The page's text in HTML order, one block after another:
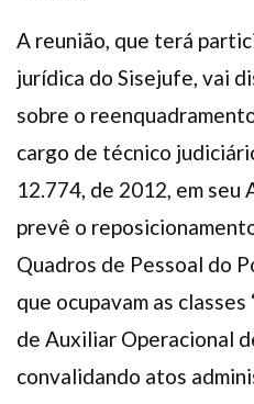
A reunião, que terá
jurídica do Sisejufe, vai
sobre o
cargo de técnico
12.774, de 2012, em seu
prevê o
Quadros de Pessoal do
que ocupavam as classes
de Auxiliar Operacional
convalidando atos